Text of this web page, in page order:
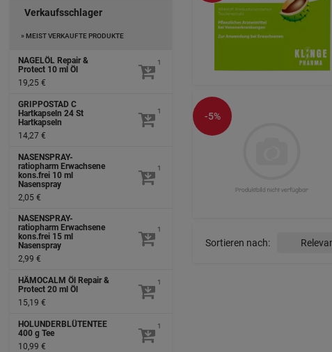
-5%
Sortieren nach:
Verkaufsschlager
» MEIST VERKAUFTE PRODUKTE
NAGELÖL Repair &
Protect 10 ml Öl
19,25 €
1
GRIPPOSTAD C
Hartkapseln 24 St
Hartkapseln
14,27 €
1
NASENSPRAY-
ratiopharm Erwachsene
kons.frei 10 ml
Nasenspray
2,05 €
1
NASENSPRAY-
ratiopharm Erwachsene
kons.frei 15 ml
Nasenspray
2,99 €
1
HÄMOCALM Öl Repair &
Protect 20 ml Öl
15,19 €
1
HOLUNDERBLÜTENTEE
400 g Tee
10,99 €
1